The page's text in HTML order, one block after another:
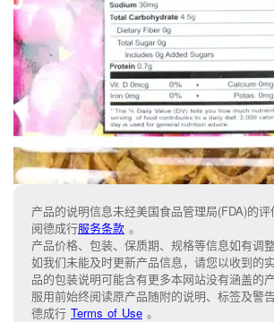
产品的说明信息未经美国食品管理局(FDA)的
阅德成行服务条款 。
产品价格、包装、保质期、规格等信息如有调
如我们未能及时更新产品信息，请您以收到的
品的包装说明可能含有更多本网站没有涵盖的
服用前始终阅读原产品随附的说明、标签及警
德成行 Terms of Use 。